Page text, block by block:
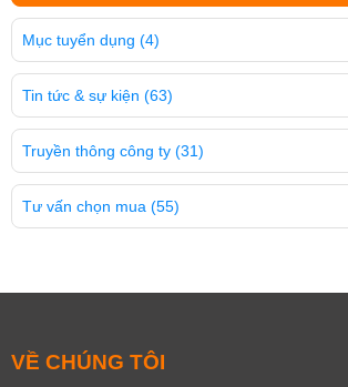
Mục tuyển dụng (4)
Tin tức & sự kiện (63)
Truyền thông công ty (31)
Tư vấn chọn mua (55)
VỀ CHÚNG TÔI